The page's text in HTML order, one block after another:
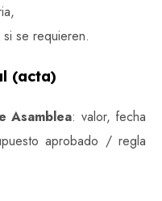
se requieren.
(acta)
Asamblea: valor, fecha
aprobado / regla